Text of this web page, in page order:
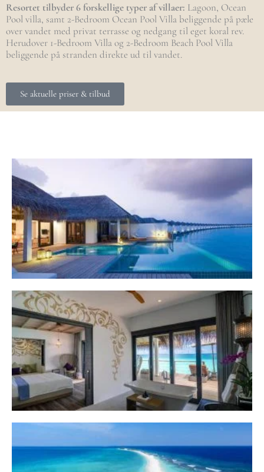
Resortet tilbyder 6 forskellige typer af villaer: Lagoon, Ocean
Pool villa, samt 2-Bedroom Ocean Pool Villa beliggende på pæle
over vandet med privat terrasse og nedgang til eget koral rev.
Herudover 1-Bedroom Villa og 2-Bedroom Beach Pool Villa
beliggende på stranden direkte ud til vandet.
Se aktuelle priser & tilbud